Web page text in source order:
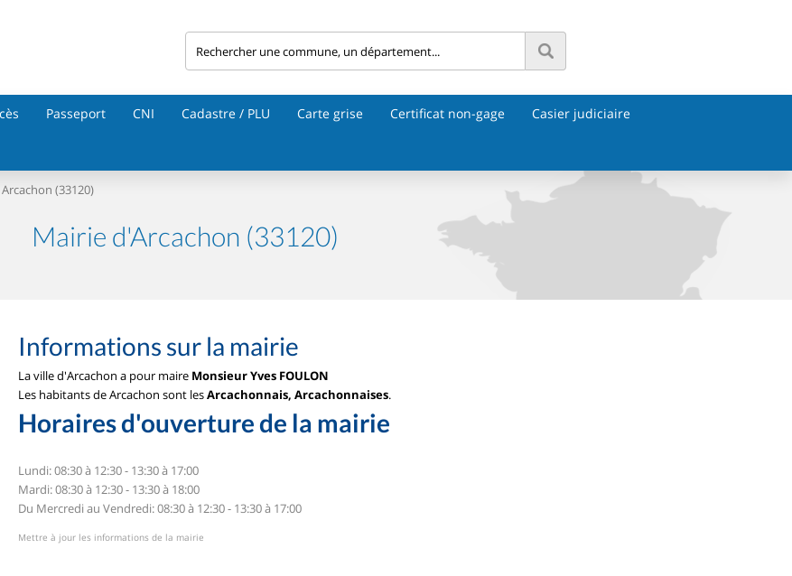
Passeport CNI Cadastre / PLU Carte grise Certificat non-gage Casier judiciaire
Arcachon (33120)
Mairie d'Arcachon (33120)
Informations sur la mairie
La ville d'Arcachon a pour maire Monsieur Yves FOULON
Les habitants de Arcachon sont lesArcachonnais, Arcachonnaises.
Horaires d'ouverture de la mairie
Lundi: 08:30 à 12:30 - 13:30 à 17:00
Mardi: 08:30 à 12:30 - 13:30 à 18:00
Du Mercredi au Vendredi: 08:30 à 12:30 - 13:30 à 17:00
Mettre à jour les informations de la mairie